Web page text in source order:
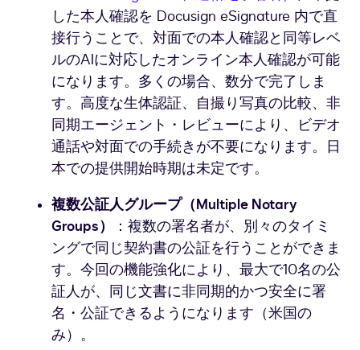
した本人確認を Docusign eSignature 内で直
接行うことで、対面での本人確認と同等レベ
ルのAIに対応したオンライン本人確認が可能
になります。多くの場合、数分で完了しま
す。高度な生体認証、自撮り写真の比較、非
同期エージェント・レビューにより、ビデオ
通話や対面での手続きが不要になります。日
本での提供開始時期は未定です。
複数公証人グループ（Multiple Notary
Groups）
：複数の署名者が、別々のタイミ
ングで同じ契約書の公証を行うことができま
す。今回の機能強化により、最大で10名の公
証人が、同じ文書に非同期的かつ安全に署
名・公証できるようになります（米国の
み）。